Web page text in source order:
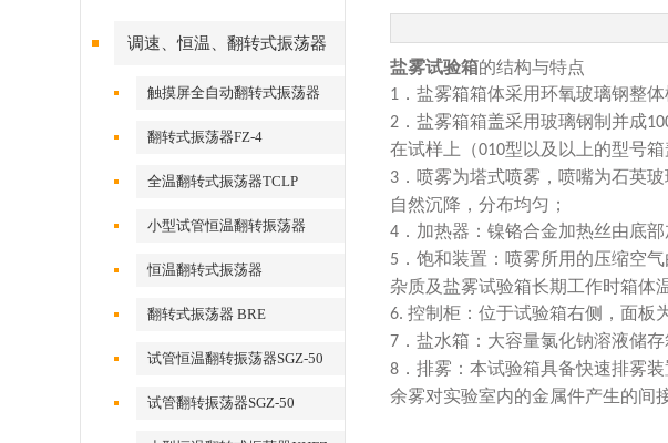
调速、恒温、翻转式振荡器
触摸屏全自动翻转式振荡器
翻转式振荡器FZ-4
全温翻转式振荡器TCLP
小型试管恒温翻转振荡器
恒温翻转式振荡器
翻转式振荡器 BRE
试管恒温翻转振荡器SGZ-50
试管翻转振荡器SGZ-50
盐雾试验箱的结构与特点
1 ．盐雾箱箱体采用环氧玻璃钢整
2 ．盐雾箱箱盖采用玻璃钢制并成
在试样上（010型以及以上的型号箱
3 ．喷雾为塔式喷雾，喷嘴为石英
自然沉降，分布均匀；
4 ．加热器：镍铬合金加热丝由底
5 ．饱和装置：喷雾所用的压缩空
杂质及盐雾试验箱长期工作时箱体
6. 控制柜：位于试验箱右侧，面板
7 ．盐水箱：大容量氯化钠溶液储存
8 ．排雾：本试验箱具备快速排雾
余雾对实验室内的金属件产生的间